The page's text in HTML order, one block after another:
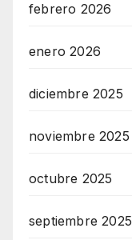
febrero 2026
enero 2026
diciembre 2025
noviembre 2025
octubre 2025
septiembre 2025